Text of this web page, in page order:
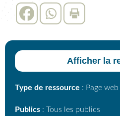
Afficher la
Type de ressource : Page web
Publics : Tous les publics